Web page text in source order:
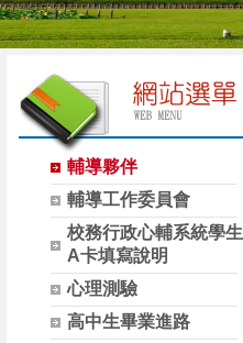
輔導夥伴
輔導工作委員會
校務行政心輔系統學生
A卡填寫說明
心理測驗
高中生畢業進路